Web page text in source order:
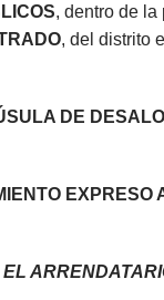
, dentro de
, del distrito
DE
EL